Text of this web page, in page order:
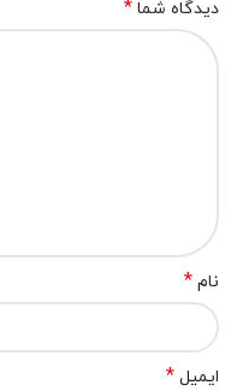
دیدگاه شما *
نام *
ایمیل *